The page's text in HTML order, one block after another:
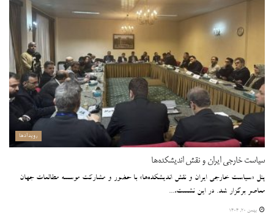
رویدادها
سیاست خارجی ایران و نقش اندیشکده‌ها
پنل «سیاست خارجی ایران و نقش اندیشکده‌ها» با حضور و مشارکت موسسه مطالعات جهان
معاصر برگزار شد. در این نشست،...
بهمن ۲۰, ۱۴۰۴